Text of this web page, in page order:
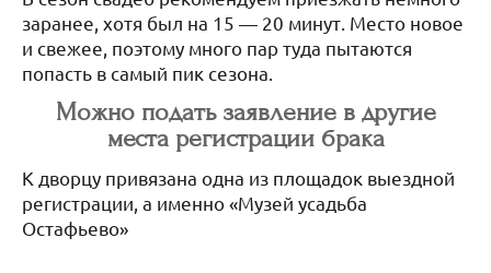
заранее, хотя был на 15 — 20 минут. Место новое
и свежее, поэтому много пар туда пытаются
попасть в самый пик сезона.
Можно подать заявление в другие
места регистрации брака
К дворцу привязана одна из площадок выездной
регистрации, а именно «Музей усадьба
Остафьево»